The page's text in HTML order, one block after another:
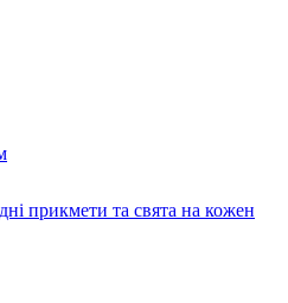
прикмети та свята на кожен